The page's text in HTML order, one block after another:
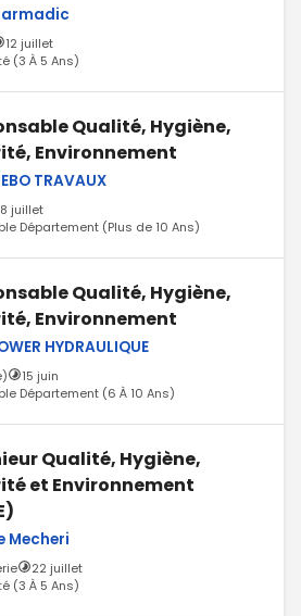
12 juillet
(3 À 5 Ans)
Qualité, Hygiène,
Environnement
TRAVAUX
juillet
Département (Plus de 10 Ans)
Qualité, Hygiène,
Environnement
HYDRAULIQUE
15 juin
Département (6 À 10 Ans)
Qualité, Hygiène,
et Environnement
Mecheri
22 juillet
(3 À 5 Ans)